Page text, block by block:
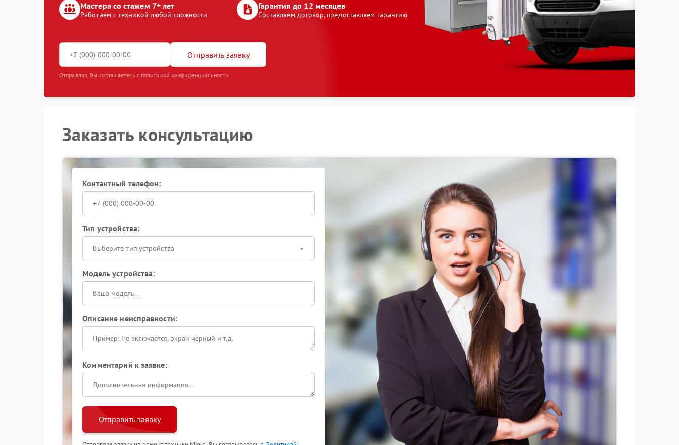
Мастера со стажем 7+ лет
Работаем с техникой любой сложности
Гарантия до 12 месяцев
Составляем договор, предоставляем гарантию
Отправить заявку
Отправляя, Вы соглашаетесь с политикой конфиденциальности
Заказать консультацию
Контактный телефон:
Тип устройства:
Выберите тип устройства
Модель устройства:
Описание неисправности:
Комментарий к заявке:
Отправить заявку